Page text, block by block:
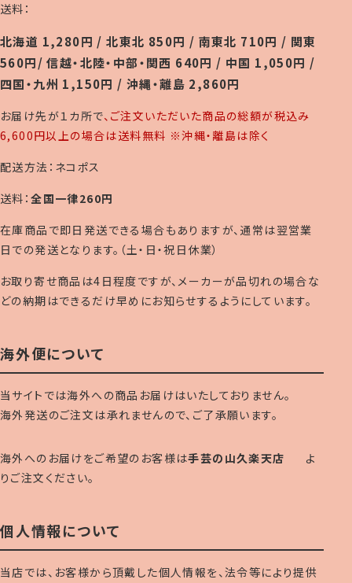
送料：
北海道 1,280円 / 北東北 850円 / 南東北 710円 / 関東
560円/ 信越・北陸・中部・関西 640円 / 中国 1,050円 /
四国・九州 1,150円 / 沖縄・離島 2,860円
お届け先が１カ所で、ご注文いただいた商品の総額が税込み
6,600円以上の場合は送料無料 ※沖縄・離島は除く
配送方法：ネコポス
送料：全国一律260円
在庫商品で即日発送できる場合もありますが、通常は翌営業
日での発送となります。（土・日・祝日休業）
お取り寄せ商品は4日程度ですが、メーカーが品切れの場合な
どの納期はできるだけ早めにお知らせするようにしています。
海外便について
当サイトでは海外への商品お届けはいたしておりません。
海外発送のご注文は承れませんので、ご了承願います。
海外へのお届けをご希望のお客様は手芸の山久楽天店
よ
りご注文ください。
個人情報について
当店では、お客様から頂戴した個人情報を、法令等により提供